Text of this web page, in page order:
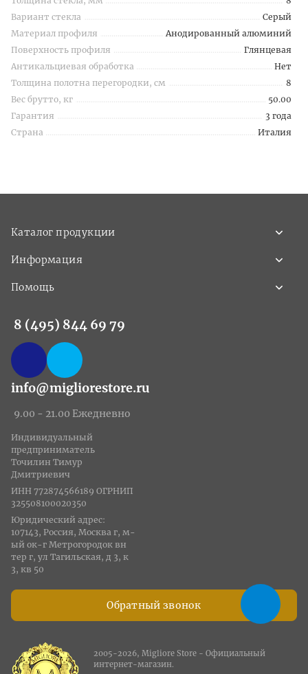
Вариант стекла
Серый
Материал профиля
Анодированный алюминий
Поверхность профиля
Глянцевая
Антикальциевая обработка
Нет
Толщина полотна перегородки, см
8
Вес брутто, кг
50.00
Гарантия
3 года
Страна
Италия
Каталог продукции
Информация
Помощь
8 (495) 844 69 79
info@migliorestore.ru
9.00 - 21.00 Ежедневно
Обратный звонок
Индивидуальный
предприниматель
Точилин Тимур
Дмитриевич
ИНН 772874566189 ОГРНИП
325508100020350
Юридический адрес:
107143, Россия, Москва г, м-
ый ок-г Метрогородок вн
тер г, ул Тагильская, д 3, к
3, кв 50
2005-2026, Migliore Store - Официальный
интернет-магазин.